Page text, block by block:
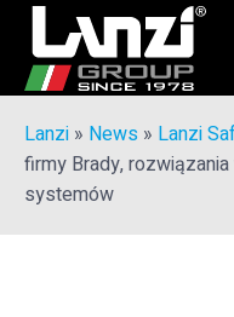
Lanzi » News » Lanzi
firmy Brady,
systemów